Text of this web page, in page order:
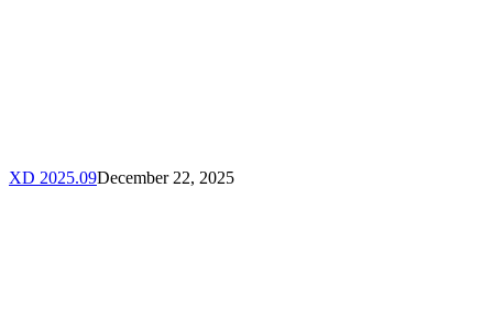
XD 2025.09December 22, 2025